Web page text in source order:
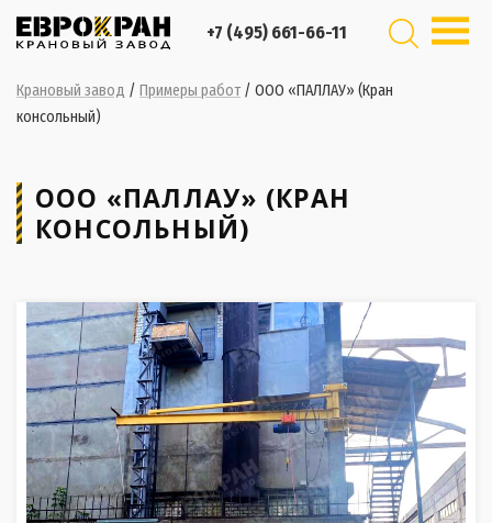
+7 (495) 661-66-11
Крановый завод / Примеры работ / ООО «ПАЛЛАУ» (Кран
консольный)
ООО «ПАЛЛАУ» (КРАН
КОНСОЛЬНЫЙ)